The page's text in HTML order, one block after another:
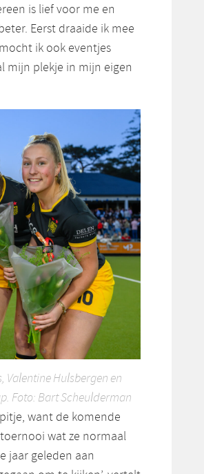
is lief voor me en
Eerst draaide ik mee
ik ook eventjes
mijn plekje in mijn eigen
Valentine Hulsbergen en
Foto: Bart Scheulderman
want de komende
wat ze normaal
jaar geleden aan